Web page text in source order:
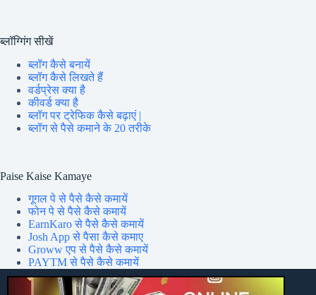
ब्लॉग्गिंग सीखें
ब्लॉग कैसे बनायें
ब्लॉग कैसे लिखते हैं
वर्डप्रेस क्या है
कीवर्ड क्या है
ब्लॉग पर ट्रेफिक कैसे बढ़ाएं |
ब्लॉग से पैसे कमाने के 20 तरीके
Paise Kaise Kamaye
गूगल पे से पैसे कैसे कमायें
फोन पे से पैसे कैसे कमायें
EarnKaro से पैसे कैसे कमायें
Josh App से पैसा कैसे कमाए
Groww एप से पैसे कैसे कमायें
PAYTM से पैसे कैसे कमायें